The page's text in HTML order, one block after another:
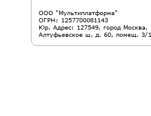
ООО "Мультиплатформа"
ОГРН: 1257700081143
Юр. Адрес: 127549, город Москва,
Алтуфьевское ш, д. 60, помещ. 3/1